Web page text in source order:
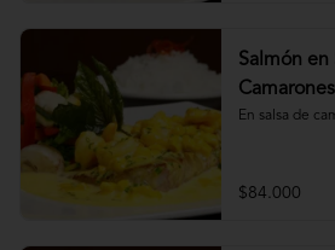
Salmón en
180gr
En salsa de
$84.000